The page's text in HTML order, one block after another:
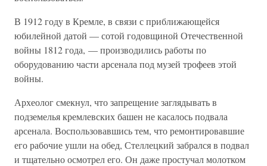
В 1912 году в Кремле, в связи с приближающейся
юбилейной датой — сотой годовщиной Отечественной
войны 1812 года, — производились работы по
оборудованию части арсенала под музей трофеев этой
войны.
Археолог смекнул, что запрещение заглядывать в
подземелья кремлевских башен не касалось подвала
арсенала. Воспользовавшись тем, что ремонтировавшие
его рабочие ушли на обед, Стеллецкий забрался в подвал
и тщательно осмотрел его. Он даже простучал молотком